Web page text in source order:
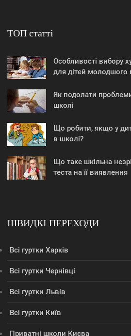
ТОП статті
Особливості вибору
для дітей молодшого
Як подолати
школі
Що робити, якщо у
в школі?
Що таке шкільна
теста на її виявлення
ШВИДКІ ПЕРЕХОДИ
Всі гуртки Харків
Всі гуртки Чернівці
Всі гуртки Львів
Всі гуртки Київ
Приватні школи Києва